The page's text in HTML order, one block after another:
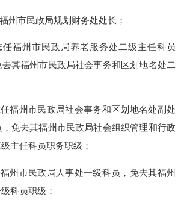
州市民政局规划财务处处长；
福州市民政局养老服务处二级主任科员
去其福州市民政局社会事务和区划地名处二
福州市民政局社会事务和区划地名处副处
免去其福州市民政局社会组织管理和行政
主任科员职务职级；
州市民政局人事处一级科员，免去其福州
科员职级；